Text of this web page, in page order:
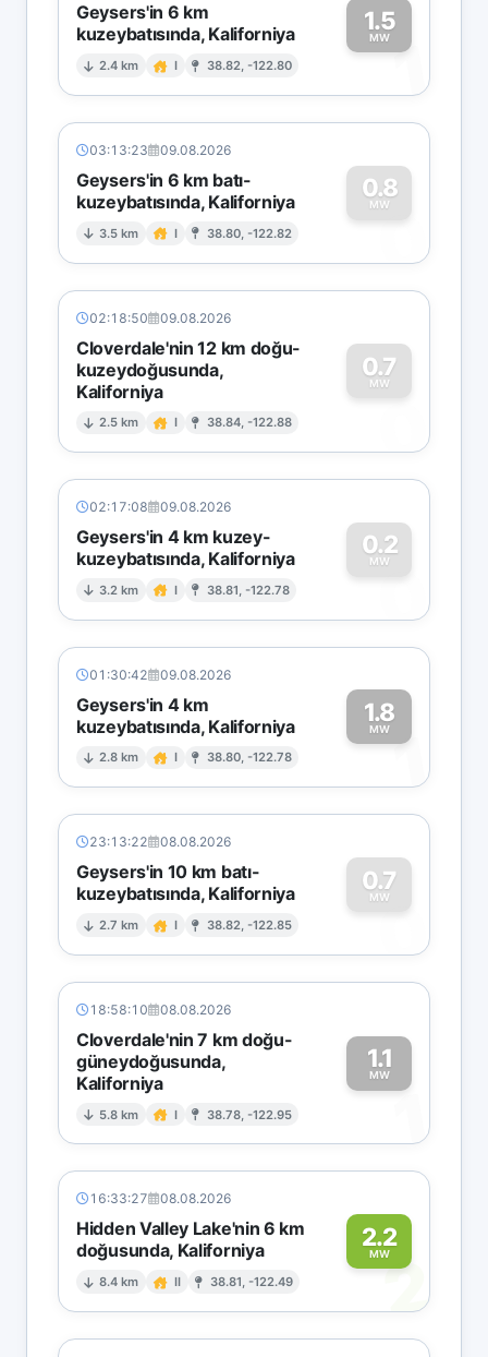
Geysers'in 6 km
kuzeybatısında, Kaliforniya
2.4 km I 38.82, -122.80
1.5
MW1
03:13:23 09.08.2026
Geysers'in 6 km batı-
kuzeybatısında, Kaliforniya
3.5 km I 38.80, -122.82
0.8
MW
0
02:18:50 09.08.2026
Cloverdale'nin 12 km doğu-
kuzeydoğusunda,
Kaliforniya
2.5 km I 38.84, -122.88
0.7
MW
0
02:17:08 09.08.2026
Geysers'in 4 km kuzey-
kuzeybatısında, Kaliforniya
3.2 km I 38.81, -122.78
0.2
MW
0
01:30:42 09.08.2026
Geysers'in 4 km
kuzeybatısında, Kaliforniya
2.8 km I 38.80, -122.78
1.8
MW1
23:13:22 08.08.2026
Geysers'in 10 km batı-
kuzeybatısında, Kaliforniya
2.7 km I 38.82, -122.85
0.7
MW
0
18:58:10 08.08.2026
Cloverdale'nin 7 km doğu-
güneydoğusunda,
Kaliforniya
5.8 km I 38.78, -122.95
1.1
MW
1
16:33:27 08.08.2026
Hidden Valley Lake'nin 6 km
doğusunda, Kaliforniya
8.4 km II 38.81, -122.49
2.2
MW2